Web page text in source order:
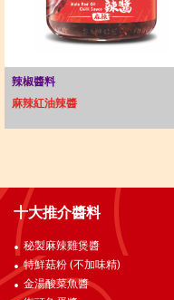
辣椒醬料
麻辣紅油辣醬
十大推介醬料
秘製麻辣雞煲醬
特鮮菇粉 (不加味精)
金湯酸菜魚醬